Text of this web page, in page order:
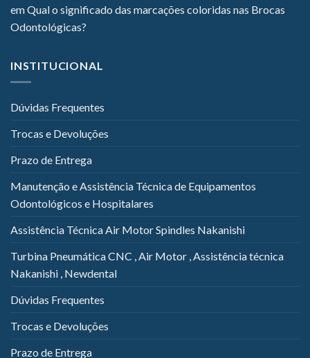
emQual o significado das marcações coloridas nas Brocas
Odontológicas?
INSTITUCIONAL
Dúvidas Frequentes
Trocas e Devoluções
Prazo de Entrega
Manutenção e Assistência Técnica de Equipamentos
Odontológicos e Hospitalares
Assistência Técnica Air Motor Spindles Nakanishi
Turbina Pneumática CNC , Air Motor , Assistência técnica
Nakanishi , Newdental
Dúvidas Frequentes
Trocas e Devoluções
Prazo de Entrega